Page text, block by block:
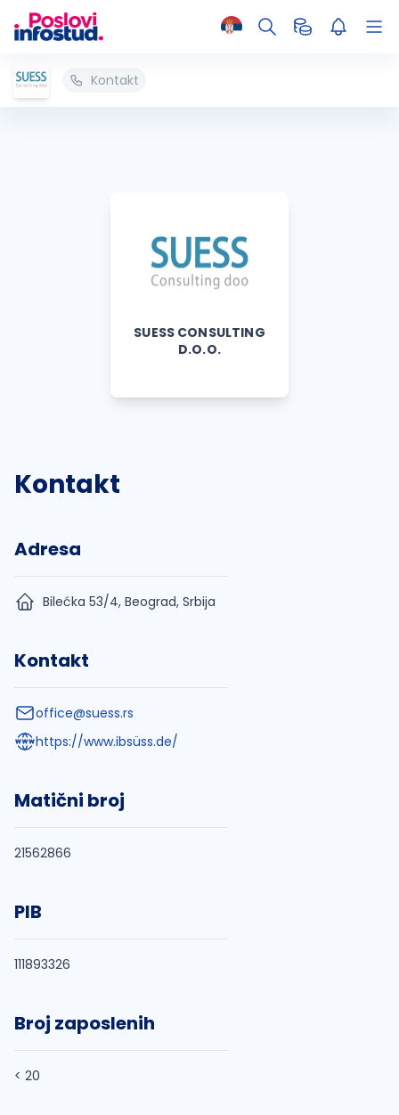
Kontakt
SUESS CONSULTING
D.O.O.
Kontakt
Adresa
Bilećka 53/4, Beograd, Srbija
Kontakt
office@suess.rs
https://www.ibsüss.de/
Matični broj
21562866
PIB
111893326
Broj zaposlenih
< 20